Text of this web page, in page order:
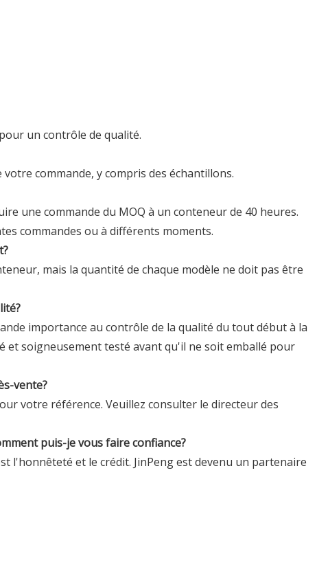
un contrôle de qualité.
commande, y compris des échantillons.
une commande du MOQ à un conteneur de 40 heures.
commandes ou à différents moments.
mais la quantité de chaque modèle ne doit pas être
importance au contrôle de la qualité du tout début à la
et soigneusement testé avant qu'il ne soit emballé pour
vente?
votre référence. Veuillez consulter le directeur des
puis-je vous faire confiance?
l'honnêteté et le crédit. JinPeng est devenu un partenaire